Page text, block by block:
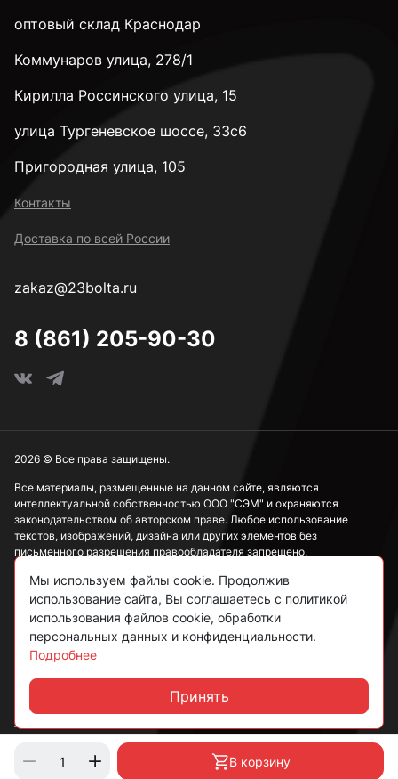
В корзину
3,3 мм
3,4 мм
3,8 мм
4 мм
4,2 мм
4,4 мм
оптовый склад Краснодар
Коммунаров улица, 278/1
Кирилла Россинского улица, 15
улица Тургеневское шоссе, 33с6
Пригородная улица, 105
Контакты
Доставка по всей России
zakaz@23bolta.ru
8 (861) 205-90-30
Все материалы, размещенные на данном сайте, являются
интеллектуальной собственностью ООО "СЭМ" и охраняются
законодательством об авторском праве. Любое использование
текстов, изображений, дизайна или других элементов без
письменного разрешения правообладателя запрещено.
Информация, представленная на сайте, носит исключительно
ознакомительный характер и не может рассматриваться как
публичная оферта в соответствии со ст. 437 ГК РФ.
Политика конфиденциальности
Согласие на обработку данных
Пользовательское соглашение
2026 © Все права защищены.
Мы используем файлы cookie. Продолжив
использование сайта, Вы соглашаетесь с политикой
использования файлов cookie, обработки
персональных данных и конфиденциальности.
Подробнее
Принять
Чат